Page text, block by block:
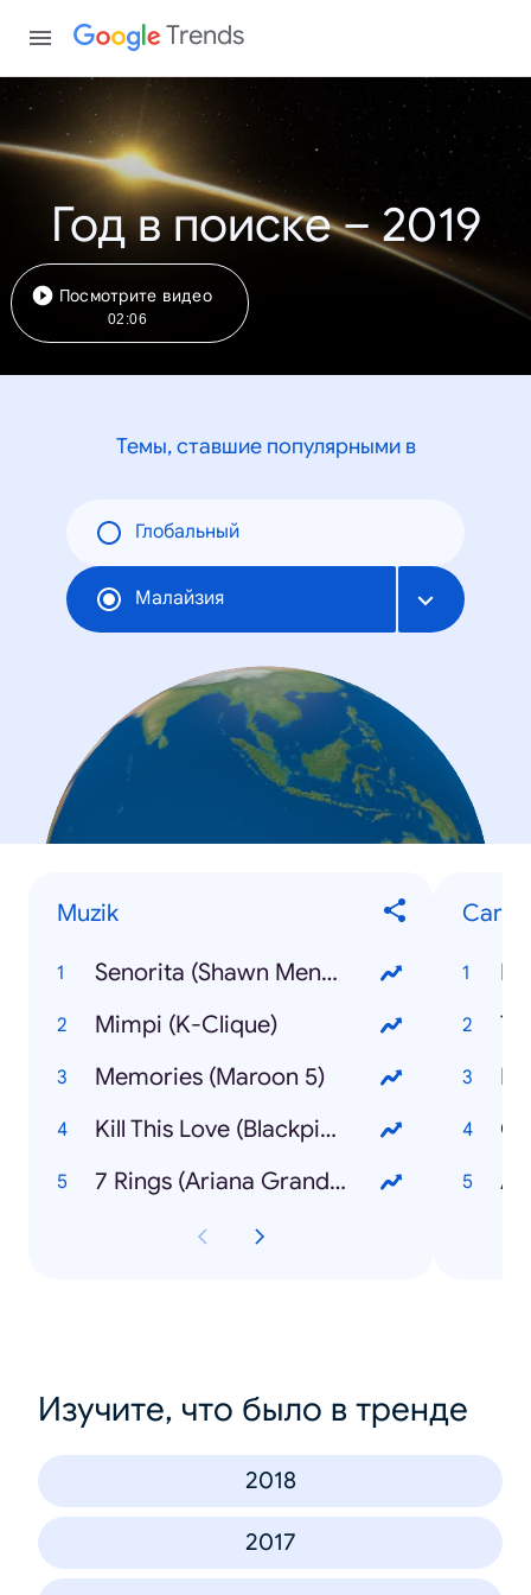
Trends
Год в поиске – 2019
Посмотрите видео
02:06
Темы, ставшие популярными в
Глобальный
Малайзия
Muzik
Senorita (Shawn Mendes, Camilla Cabello)
Mimpi (K-Clique)
Memories (Maroon 5)
Kill This Love (Blackpink)
7 Rings (Ariana Grande)
Изучите, что было в тренде
2018
2017